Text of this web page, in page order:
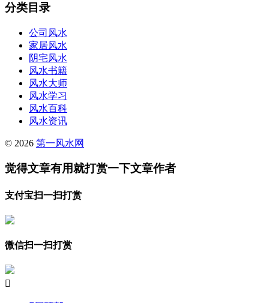
分类目录
公司风水
家居风水
阴宅风水
风水书籍
风水大师
风水学习
风水百科
风水资讯
© 2026 第一风水网
觉得文章有用就打赏一下文章作者
支付宝扫一扫打赏
微信扫一扫打赏
